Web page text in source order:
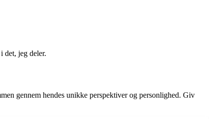
det, jeg deler.
gennem hendes unikke perspektiver og personlighed. Giv